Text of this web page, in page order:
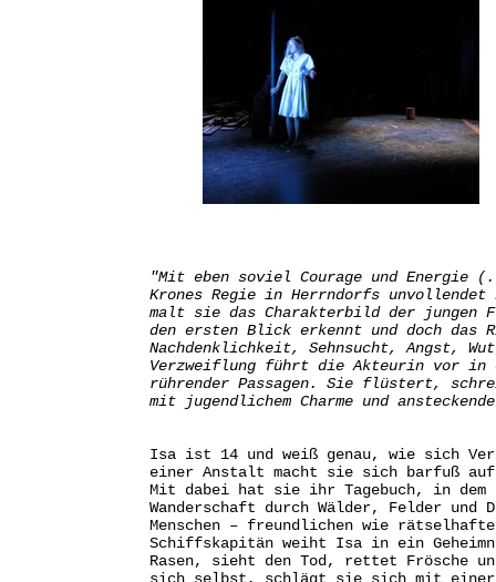
"Mit eben soviel Courage und Energie
Krones Regie in Herrndorfs
malt sie das Charakterbild der jungen
den ersten Blick erkennt und doch das
Nachdenklichkeit, Sehnsucht, Angst,
Verzweiflung führt die Akteurin vor in
rührender Passagen. Sie flüstert,
mit jugendlichem Charme und
Isa ist 14 und weiß genau, wie sich
einer Anstalt macht sie sich barfuß
Mit dabei hat sie ihr Tagebuch, in
Wanderschaft durch Wälder, Felder
Menschen – freundlichen wie
Schiffskapitän weiht Isa in ein
Rasen, sieht den Tod, rettet Frösche